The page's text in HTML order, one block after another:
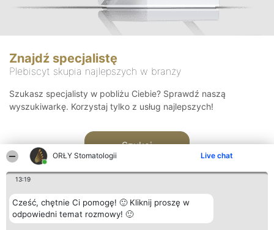
ORŁY Stomatologii Live chat
13:19
Cześć, chętnie Ci pomogę! 🙂 Kliknij proszę w
odpowiedni temat rozmowy! 🙂
Znajdź specjalistę
Plebiscyt skupia najlepszych w branży
Szukasz specjalisty w pobliżu Ciebie? Sprawdź naszą
wyszukiwarkę. Korzystaj tylko z usług najlepszych!
Szukaj